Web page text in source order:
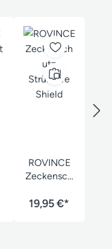
ROVINCE
Zeckensch
Strümpfe
19,95 €*